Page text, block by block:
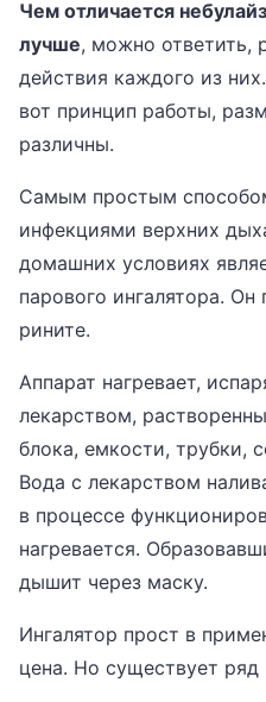
Чем отличается
лучше, можно ответить,
действия каждого из
вот принцип работы,
различны.
Самым простым
инфекциями верхних
домашних условиях
парового ингалятора.
рините.
Аппарат нагревает,
лекарством,
блока, емкости, трубки,
Вода с лекарством
в процессе
нагревается.
дышит через маску.
Ингалятор прост в
цена. Но существует ряд